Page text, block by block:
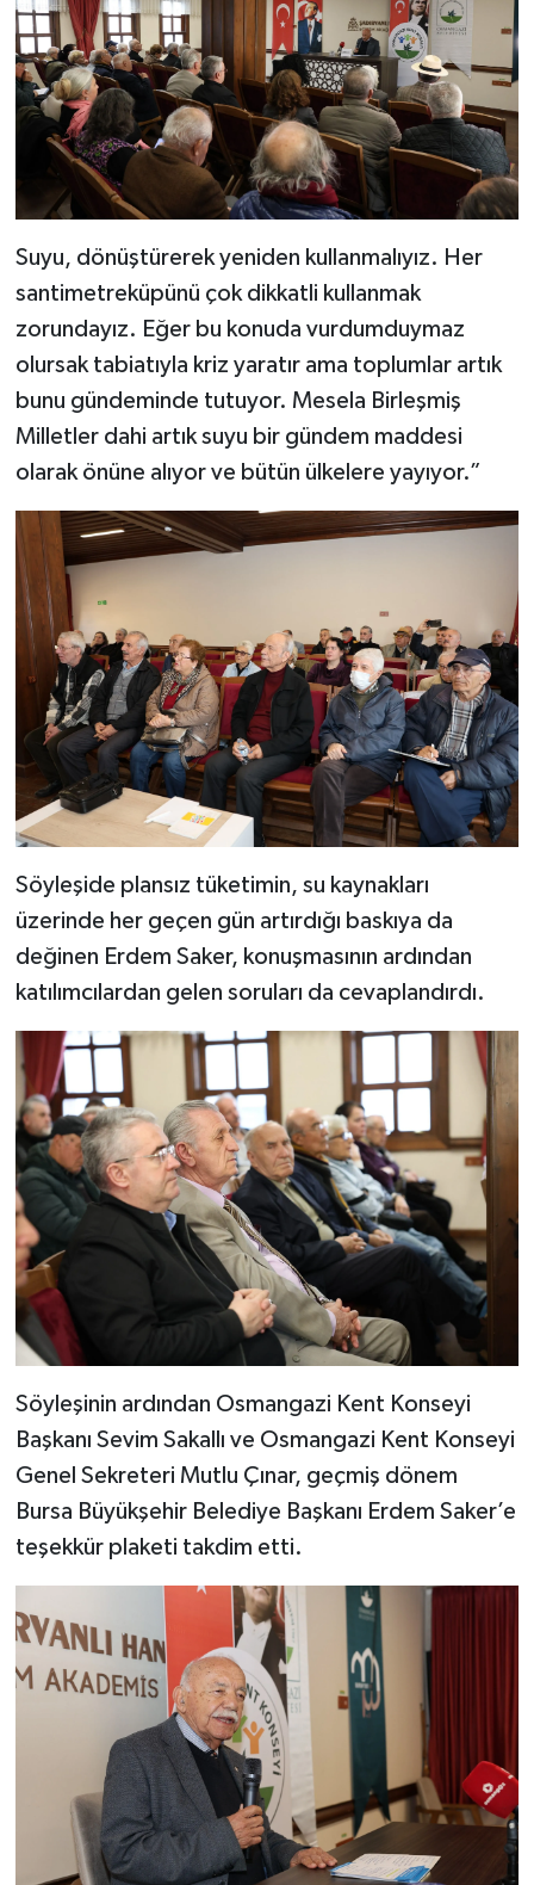
Suyu, dönüştürerek yeniden kullanmalıyız. Her
santimetreküpünü çok dikkatli kullanmak
zorundayız. Eğer bu konuda vurdumduymaz
olursak tabiatıyla kriz yaratır ama toplumlar artık
bunu gündeminde tutuyor. Mesela Birleşmiş
Milletler dahi artık suyu bir gündem maddesi
olarak önüne alıyor ve bütün ülkelere yayıyor.”
Söyleşide plansız tüketimin, su kaynakları
üzerinde her geçen gün artırdığı baskıya da
değinen Erdem Saker, konuşmasının ardından
katılımcılardan gelen soruları da cevaplandırdı.
Söyleşinin ardından Osmangazi Kent Konseyi
Başkanı Sevim Sakallı ve Osmangazi Kent Konseyi
Genel Sekreteri Mutlu Çınar, geçmiş dönem
Bursa Büyükşehir Belediye Başkanı Erdem Saker’e
teşekkür plaketi takdim etti.